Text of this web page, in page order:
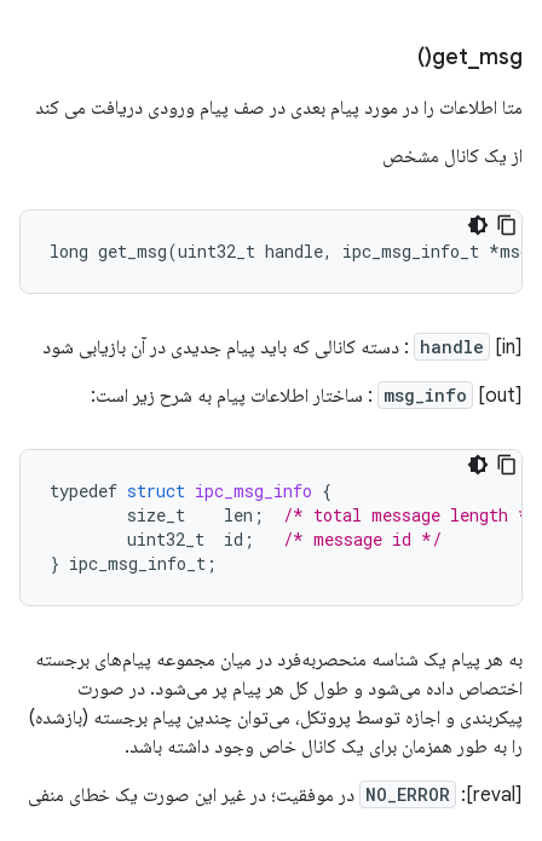
get_msg(
)
متا اطلاعات را در مورد پیام بعدی در صف پیام ورودی دریافت می کند
از یک کانال مشخص
long get_msg(uint32_t handle, ipc_msg_info_t *
[in]
handle : دسته کانالی که باید پیام جدیدی در آن بازیابی شود
[out]
msg_info : ساختار اطلاعات پیام به شرح زیر است:
typedef struct ipc_msg_info {
size_t
len ;
/* total message length */
uint32_t
id ;
/* message id */
} ipc_msg_info_t ;
به هر پیام یک شناسه منحصربه‌فرد در میان مجموعه پیام‌های برجسته
اختصاص داده می‌شود و طول کل هر پیام پر می‌شود. در صورت
پیکربندی و اجازه توسط پروتکل، می‌توان چندین پیام برجسته (بازشده)
را به طور همزمان برای یک کانال خاص وجود داشته باشد.
[reval]:
NO_ERROR در موفقیت؛ در غیر این صورت یک خطای منفی